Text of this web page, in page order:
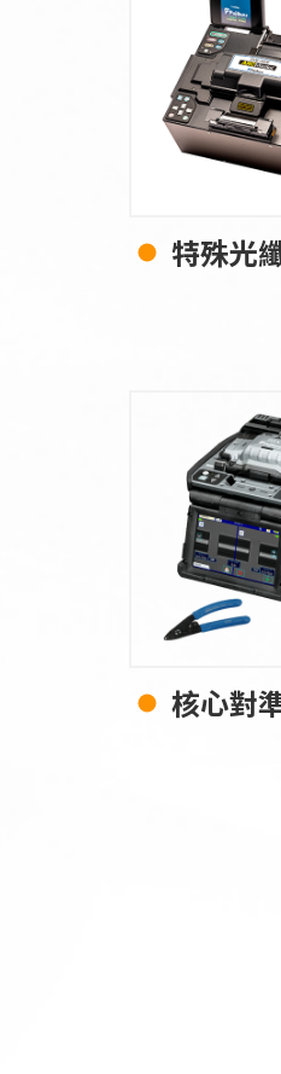
特殊光纖熔接
核心對準